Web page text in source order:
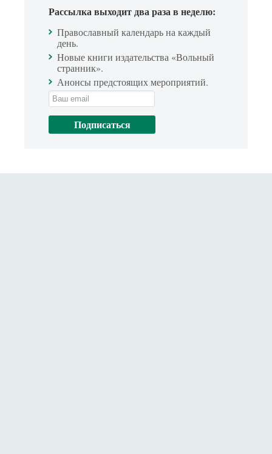
Рассылка выходит два раза в неделю:
Православный календарь на каждый
день.
Новые книги издательства «Вольный
странник».
Анонсы предстоящих мероприятий.